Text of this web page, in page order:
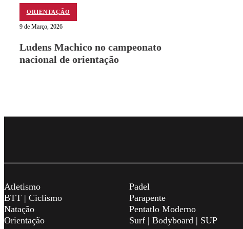
ORIENTAÇÃO
9 de Março, 2026
Ludens Machico no campeonato
nacional de orientação
Atletismo
BTT | Ciclismo
Natação
Orientação
Padel
Parapente
Pentatlo Moderno
Surf | Bodyboard | SUP